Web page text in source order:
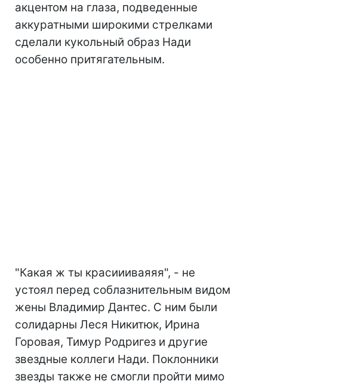
акцентом на глаза, подведенные
аккуратными широкими стрелками
сделали кукольный образ Нади
особенно притягательным.
"Какая ж ты красиииваяяя", - не
устоял перед соблазнительным видом
жены Владимир Дантес. С ним были
солидарны Леся Никитюк, Ирина
Горовая, Тимур Родригез и другие
звездные коллеги Нади. Поклонники
звезды также не смогли пройти мимо